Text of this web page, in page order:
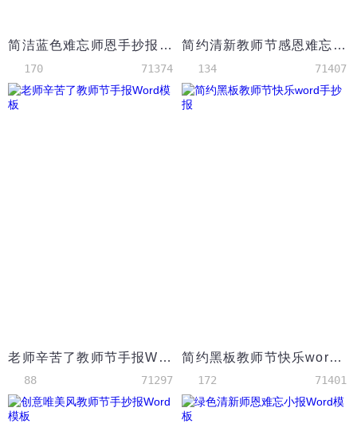
简洁蓝色难忘师恩手抄报Word模板
170 71374
简约清新教师节感恩难忘word手抄报
134 71407
老师辛苦了教师节手报Word模板
88 71297
简约黑板教师节快乐word手抄报
172 71401